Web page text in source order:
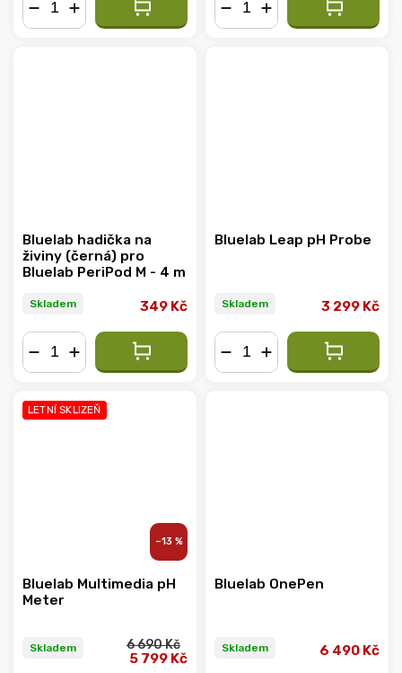
Bluelab hadička na
živiny (černá) pro
Bluelab PeriPod M - 4 m
Skladem 349 Kč
Bluelab Leap pH Probe
Skladem 3 299 Kč
LETNÍ SKLIZEŇ
–13 %
Bluelab Multimedia pH
Meter
Skladem 6 690 Kč
5 799 Kč
Bluelab OnePen
Skladem 6 490 Kč